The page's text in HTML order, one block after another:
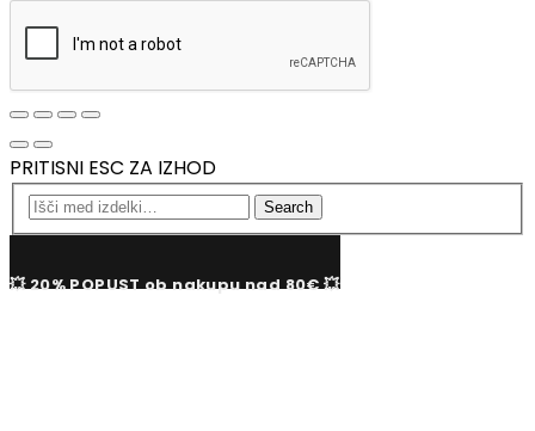
PRITISNI ESC ZA IZHOD
Search
💥 20% POPUST ob nakupu nad 80€ 💥